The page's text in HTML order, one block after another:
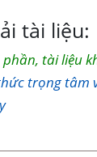
tài liệu:
tài liệu
trọng tâm